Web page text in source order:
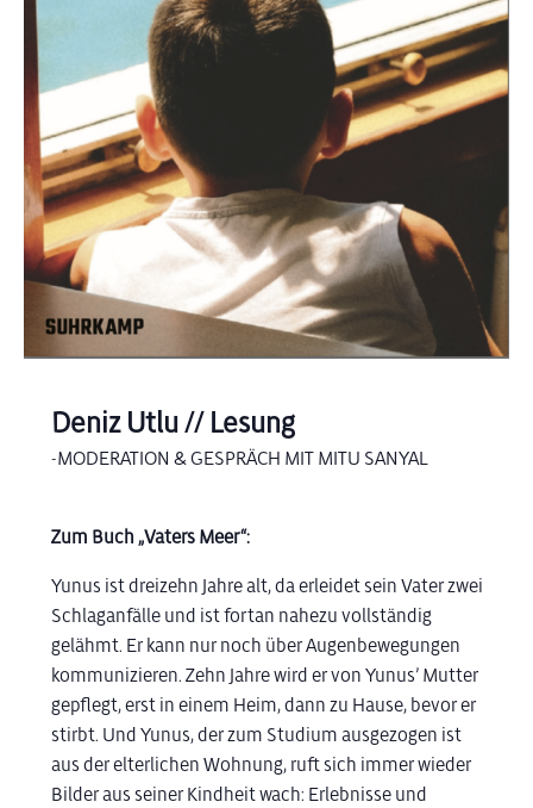
Deniz Utlu // Lesung
-MODERATION & GESPRÄCH MIT MITU SANYAL
Zum Buch „Vaters Meer“:
Yunus ist dreizehn Jahre alt, da erleidet sein Vater zwei
Schlaganfälle und ist fortan nahezu vollständig
gelähmt. Er kann nur noch über Augenbewegungen
kommunizieren. Zehn Jahre wird er von Yunus’ Mutter
gepflegt, erst in einem Heim, dann zu Hause, bevor er
stirbt. Und Yunus, der zum Studium ausgezogen ist
aus der elterlichen Wohnung, ruft sich immer wieder
Bilder aus seiner Kindheit wach: Erlebnisse und